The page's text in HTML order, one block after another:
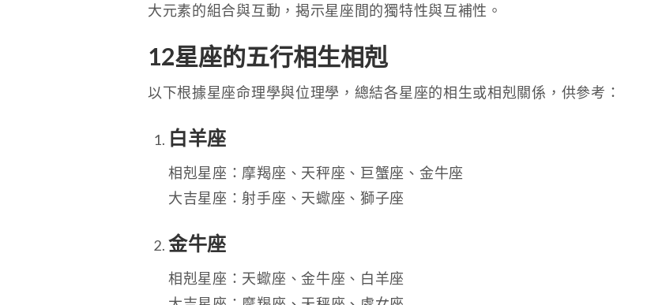
大元素的組合與互動，揭示星座間的獨特性與互補性。
12星座的五行相生相剋
以下根據星座命理學與位理學，總結各星座的相生或相剋關係，供參考：
白羊座
相剋星座：摩羯座、天秤座、巨蟹座、金牛座
大吉星座：射手座、天蠍座、獅子座
金牛座
相剋星座：天蠍座、金牛座、白羊座